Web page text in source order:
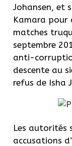
Johansen, et
Kamara pour
matches
septembre
anti-
descente au
refus de Isha
Les autorités
accusations